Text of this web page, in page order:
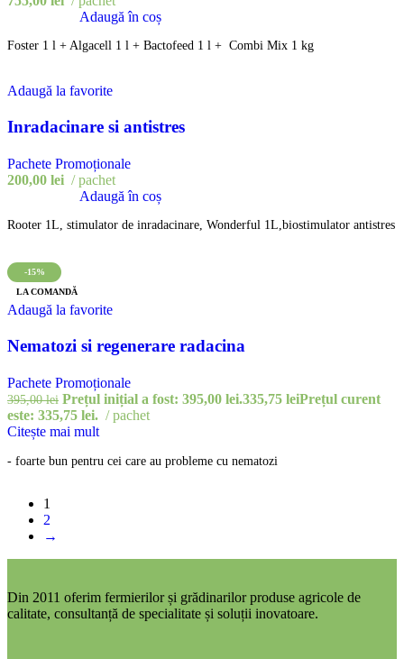
Adaugă în coș
Foster 1 l + Algacell 1 l + Bactofeed 1 l + Combi Mix 1 kg
Adaugă la favorite
Inradacinare si antistres
Pachete Promoționale
200,00 lei
pachet
Adaugă în coș
Rooter 1L, stimulator de inradacinare, Wonderful 1L,biostimulator antistres
-15%
LA COMANDĂ
Adaugă la favorite
Nematozi si regenerare radacina
Pachete Promoționale
395,00lei Prețul inițial a fost: 395,00 lei.335,75 leiPrețul curent
este: 335,75 lei.
pachet
Citește mai mult
- foarte bun pentru cei care au probleme cu nematozi
1
2
→
Din 2011 oferim fermierilor și grădinarilor produse agricole de
calitate, consultanță de specialitate și soluții inovatoare.